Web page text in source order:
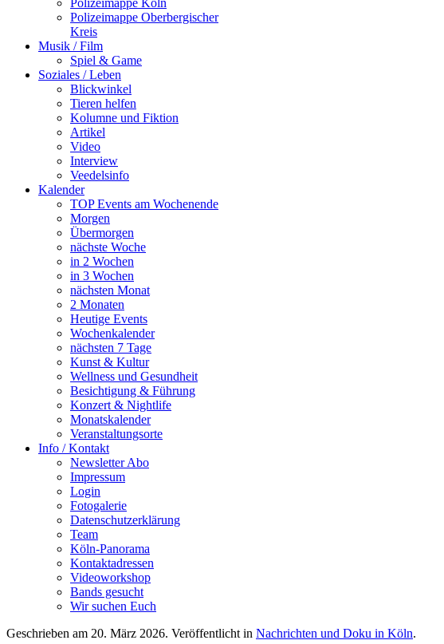
Polizeimappe Köln
Polizeimappe Oberbergischer
Kreis
Musik / Film
Spiel & Game
Soziales / Leben
Blickwinkel
Tieren helfen
Kolumne und Fiktion
Artikel
Video
Interview
Veedelsinfo
Kalender
TOP Events am Wochenende
Morgen
Übermorgen
nächste Woche
in 2 Wochen
in 3 Wochen
nächsten Monat
2 Monaten
Heutige Events
Wochenkalender
nächsten 7 Tage
Kunst & Kultur
Wellness und Gesundheit
Besichtigung & Führung
Konzert & Nightlife
Monatskalender
Veranstaltungsorte
Info / Kontakt
Newsletter Abo
Impressum
Login
Fotogalerie
Datenschutzerklärung
Team
Köln-Panorama
Kontaktadressen
Videoworkshop
Bands gesucht
Wir suchen Euch
Geschrieben am 20. März 2026. Veröffentlicht in Nachrichten und Doku in Köln.